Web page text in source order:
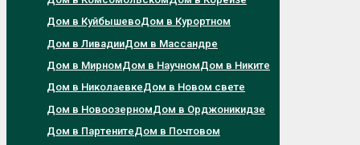
Дом в КуйбышевоДом в Курортном
Дом в ЛивадииДом в Массандре
Дом в МирномДом в НаучномДом в Никите
Дом в НиколаевкеДом в Новом свете
Дом в НовоозерномДом в Орджоникидзе
Дом в ПартенитеДом в Почтовом